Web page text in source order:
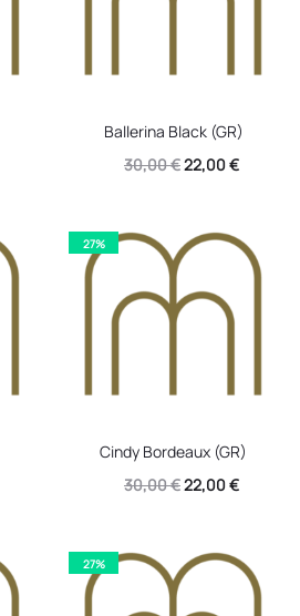
είναι:
Ballerina Black (GR)
30,00€Original
was:
30,00 €.
22,00€Η
είναι:
είναι:
27%
Cindy Bordeaux (GR)
30,00€Original
was:
30,00 €.
22,00€Η
είναι:
27%